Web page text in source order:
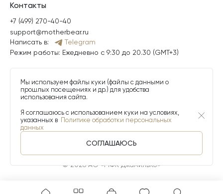
Контакты
+7 (499) 270-40-40
support@motherbear.ru
Написать в:
Telegram
Режим работы: Ежедневно с 9:30 до 20.30 (GMT+3)
© 2026 АО «МФК ДжамильКо»
Мы используем файлы куки (файлы с данными о
прошлых посещениях и др.) для удобства
использования сайта.
Я соглашаюсь с использованием куки на условиях,
указанных в Политике обработки персональных
данных
СОГЛАШАЮСЬ